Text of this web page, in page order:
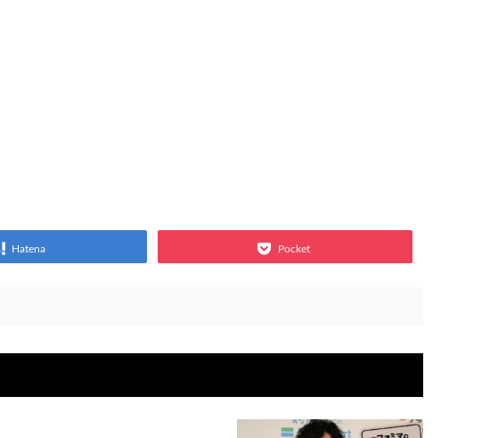
Hatena Pocket